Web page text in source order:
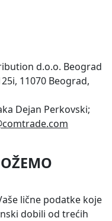
d.o.o. Beograd
11070 Beograd,
Dejan Perkovski;
lične podatke koje
dobili od trećih